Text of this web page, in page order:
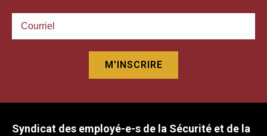
Syndicat des employé-e-s de la Sécurité et de la